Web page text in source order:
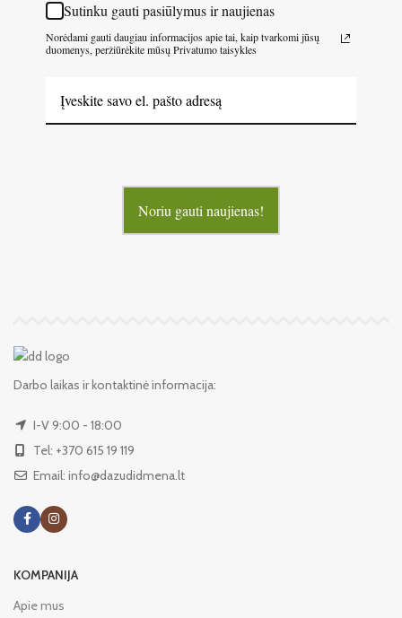
Sutinku gauti pasiūlymus ir naujienas
Norėdami gauti daugiau informacijos apie tai, kaip tvarkomi jūsų
duomenys, peržiūrėkite mūsų Privatumo taisykles
Noriu gauti naujienas!
Darbo laikas ir kontaktinė informacija:
I-V 9:00 - 18:00
Tel: +370 615 19 119
Email: info@dazudidmena.lt
KOMPANIJA
Apie mus